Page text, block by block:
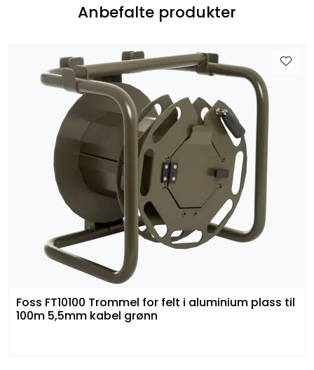
Anbefalte produkter
Foss FT10100 Trommel for felt i aluminium plass til
100m 5,5mm kabel grønn